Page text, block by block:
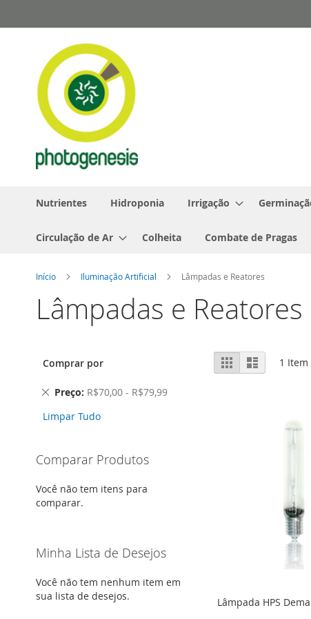
para
conteúdo
Nutrientes Hidroponia Irrigação
Circulação de Ar Colheita Combate de Pragas
Início Iluminação Artificial Lâmpadas e Reatores
Lâmpadas e Reatores
Ver
como
GradeLista 1 Item
Lâmpada HPS
Comprar por
Preço R$70,00 - R$79,99
Remover
Item
Limpar Tudo
Comparar Produtos
Você não tem itens para
comparar.
Minha Lista de Desejos
Você não tem nenhum item em
sua lista de desejos.